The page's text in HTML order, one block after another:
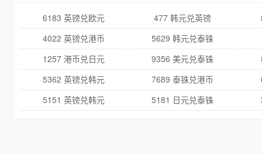
6183 英镑兑欧元 477 韩元兑英镑
4022 英镑兑港币
5629 韩元兑泰铢
1257 港币兑日元
9356 美元兑泰铢
5362 英镑兑韩元
7689 泰铢兑港币
5151 英镑兑韩元
5181 日元兑泰铢